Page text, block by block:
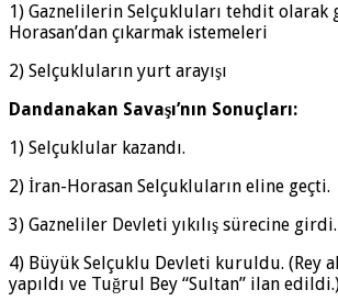
1) Gaznelilerin Selçukluları tehdit olarak
Horasan’dan çıkarmak istemeleri
2) Selçukluların yurt arayışı
Dandanakan Savaşı’nın Sonuçları:
1) Selçuklular kazandı.
2) İran-Horasan Selçukluların eline geçti.
3) Gazneliler Devleti yıkılış sürecine girdi.
4) Büyük Selçuklu Devleti kuruldu. (Rey
yapıldı ve Tuğrul Bey “Sultan” ilan